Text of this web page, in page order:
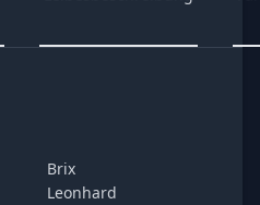
Brix
Leonhard